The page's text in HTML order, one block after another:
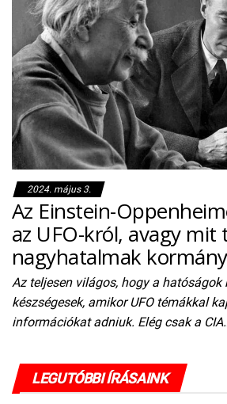
2024. május 3.
Az Einstein-
az UFO-król, avagy mit
nagyhatalmak
Az teljesen világos, hogy a hatóságok
készségesek, amikor UFO témákkal
információkat adniuk. Elég csak a
LEGUTÓBBI ÍRÁSAINK